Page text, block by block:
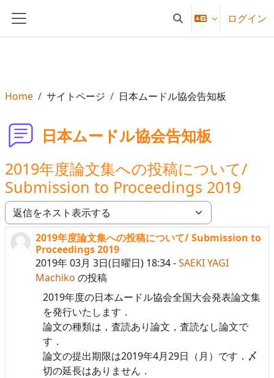
サイドパネル 検索入力に切り替える
ログイン
Home サイトページ 日本ムードル協会告知板
日本ムードル協会告知板
2019年度論文集への投稿について/
Submission to Proceedings 2019
表示モード
2019年度論文集への投稿について/ Submission to
Proceedings 2019
2019年 03月 3日(日曜日) 18:34-SAEKI YAGI
Machiko の投稿
返信数: 0
2019年度の日本ムードル協会全国大会発表論文集
を発行いたします．
論文の種類は，査読あり論文，査読なし論文で
す．
論文の提出期限は2019年4月29日（月）です．〆
切の延長はありません．